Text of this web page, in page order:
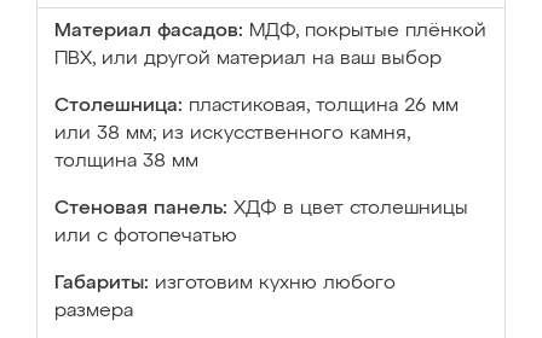
Материал фасадов: МДФ, покрытые плёнкой
ПВХ, или другой материал на ваш выбор
Столешница: пластиковая, толщина 26 мм
или 38 мм; из искусственного камня,
толщина 38 мм
Стеновая панель: ХДФ в цвет столешницы
или с фотопечатью
Габариты: изготовим кухню любого
размера